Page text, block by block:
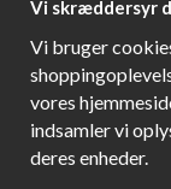
NYHEDSBREV
Få bedste
Vi skræddersyr
Vi bruger
vores
indsamler vi
deres enheder.